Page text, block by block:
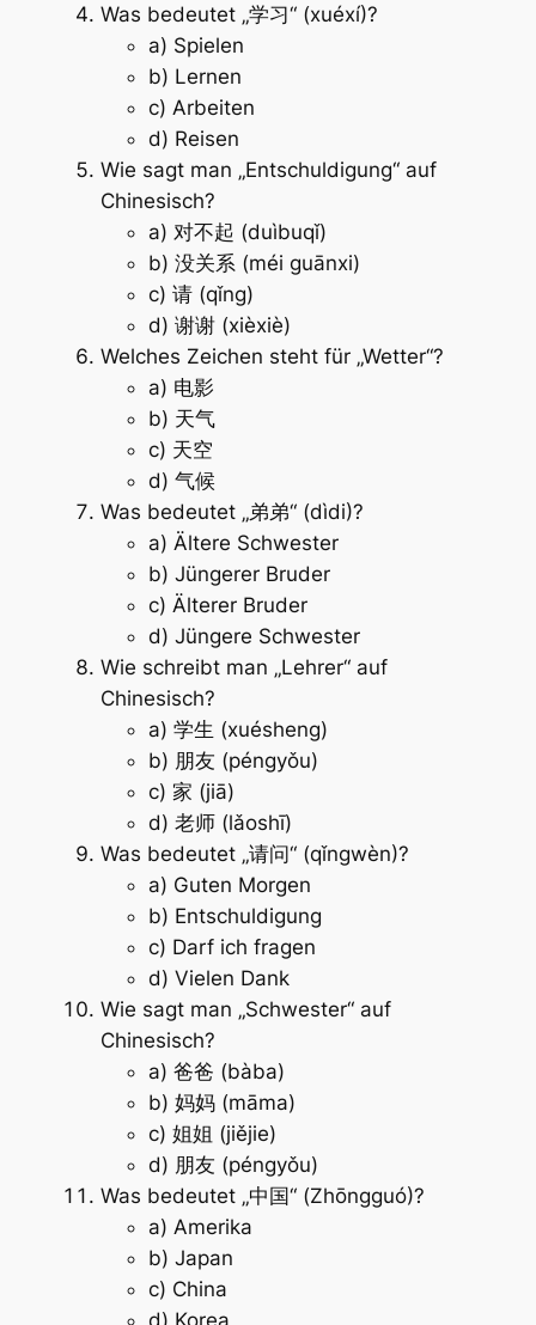
Was bedeutet „学习“ (xuéxí)?
a) Spielen
b) Lernen
c) Arbeiten
d) Reisen
Wie sagt man „Entschuldigung“ auf
Chinesisch?
a) 对不起 (duìbuqǐ)
b) 没关系 (méi guānxi)
c) 请 (qǐng)
d) 谢谢 (xièxiè)
Welches Zeichen steht für „Wetter“?
a) 电影
b) 天气
c) 天空
d) 气候
Was bedeutet „弟弟“ (dìdi)?
a) Ältere Schwester
b) Jüngerer Bruder
c) Älterer Bruder
d) Jüngere Schwester
Wie schreibt man „Lehrer“ auf
Chinesisch?
a) 学生 (xuésheng)
b) 朋友 (péngyǒu)
c) 家 (jiā)
d) 老师 (lǎoshī)
Was bedeutet „请问“ (qǐngwèn)?
a) Guten Morgen
b) Entschuldigung
c) Darf ich fragen
d) Vielen Dank
Wie sagt man „Schwester“ auf
Chinesisch?
a) 爸爸 (bàba)
b) 妈妈 (māma)
c) 姐姐 (jiějie)
d) 朋友 (péngyǒu)
Was bedeutet „中国“ (Zhōngguó)?
a) Amerika
b) Japan
c) China
d) Korea